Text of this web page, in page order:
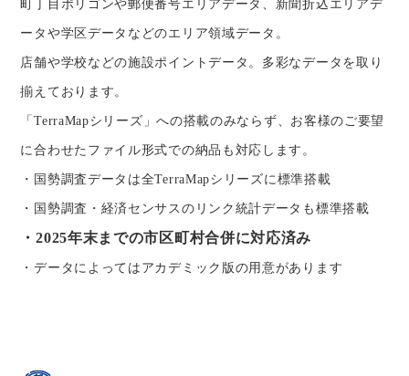
町丁目ポリゴンや郵便番号エリアデータ、新聞折込エリアデ
ータや学区データなどのエリア領域データ。
店舗や学校などの施設ポイントデータ。多彩なデータを取り
揃えております。
「TerraMapシリーズ」への搭載のみならず、お客様のご要望
に合わせたファイル形式での納品も対応します。
・国勢調査データは全TerraMapシリーズに標準搭載
・国勢調査・経済センサスのリンク統計データも標準搭載
・2025年末までの市区町村合併に対応済み
・データによってはアカデミック版の用意があります